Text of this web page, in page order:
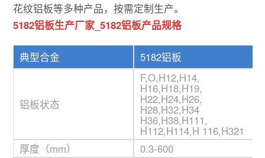
花纹铝板等多种产品，按需定制生产。
5182铝板生产厂家_ 5182铝板产品规格
典型合金 5182铝板
铝板状态
F,O,H12,H14,
H16,H18,H19,
H22,H24,H26,
H28,H32,H34
H36,H38,H111,
H112,H114,H 116,H321
厚度（mm）
0.3-600